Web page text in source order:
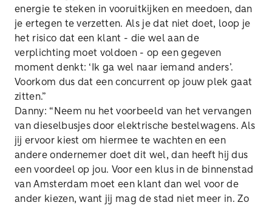
energie te steken in vooruitkijken en meedoen, dan
je ertegen te verzetten. Als je dat niet doet, loop je
het risico dat een klant - die wel aan de
verplichting moet voldoen - op een gegeven
moment denkt: ‘Ik ga wel naar iemand anders’.
Voorkom dus dat een concurrent op jouw plek gaat
zitten.”
Danny: “Neem nu het voorbeeld van het vervangen
van dieselbusjes door elektrische bestelwagens. Als
jij ervoor kiest om hiermee te wachten en een
andere ondernemer doet dit wel, dan heeft hij dus
een voordeel op jou. Voor een klus in de binnenstad
van Amsterdam moet een klant dan wel voor de
ander kiezen, want jij mag de stad niet meer in. Zo